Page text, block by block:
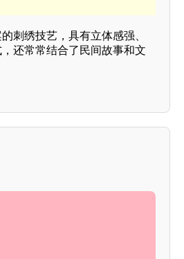
刺绣技艺，具有立体感强、
还常常结合了民间故事和文